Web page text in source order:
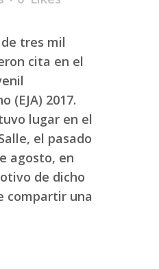
de tres mil
cita en el
(EJA) 2017.
lugar en el
el pasado
agosto, en
de dicho
compartir una